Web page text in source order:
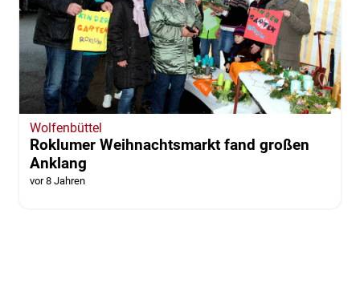
Wolfenbüttel
Roklumer Weihnachtsmarkt fand großen
Anklang
vor 8 Jahren